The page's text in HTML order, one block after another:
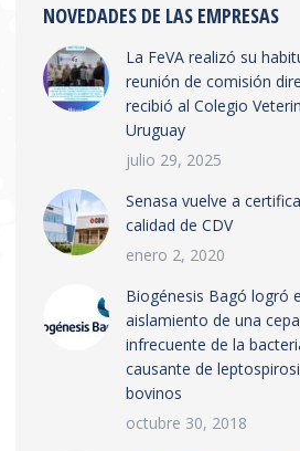
NOVEDADES DE LAS EMPRESAS
La FeVA realizó su
reunión de comisión
recibió al Colegio
Uruguay
julio 29, 2025
Senasa vuelve a
calidad de CDV
enero 2, 2020
Biogénesis Bagó logró
aislamiento de una cepa
infrecuente de la
causante de
bovinos
octubre 30, 2018